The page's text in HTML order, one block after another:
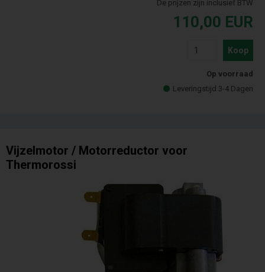
De prijzen zijn inclusief BTW
110,00 EUR
Koop
Op voorraad
Leveringstijd 3-4 Dagen
Vijzelmotor / Motorreductor voor
Thermorossi